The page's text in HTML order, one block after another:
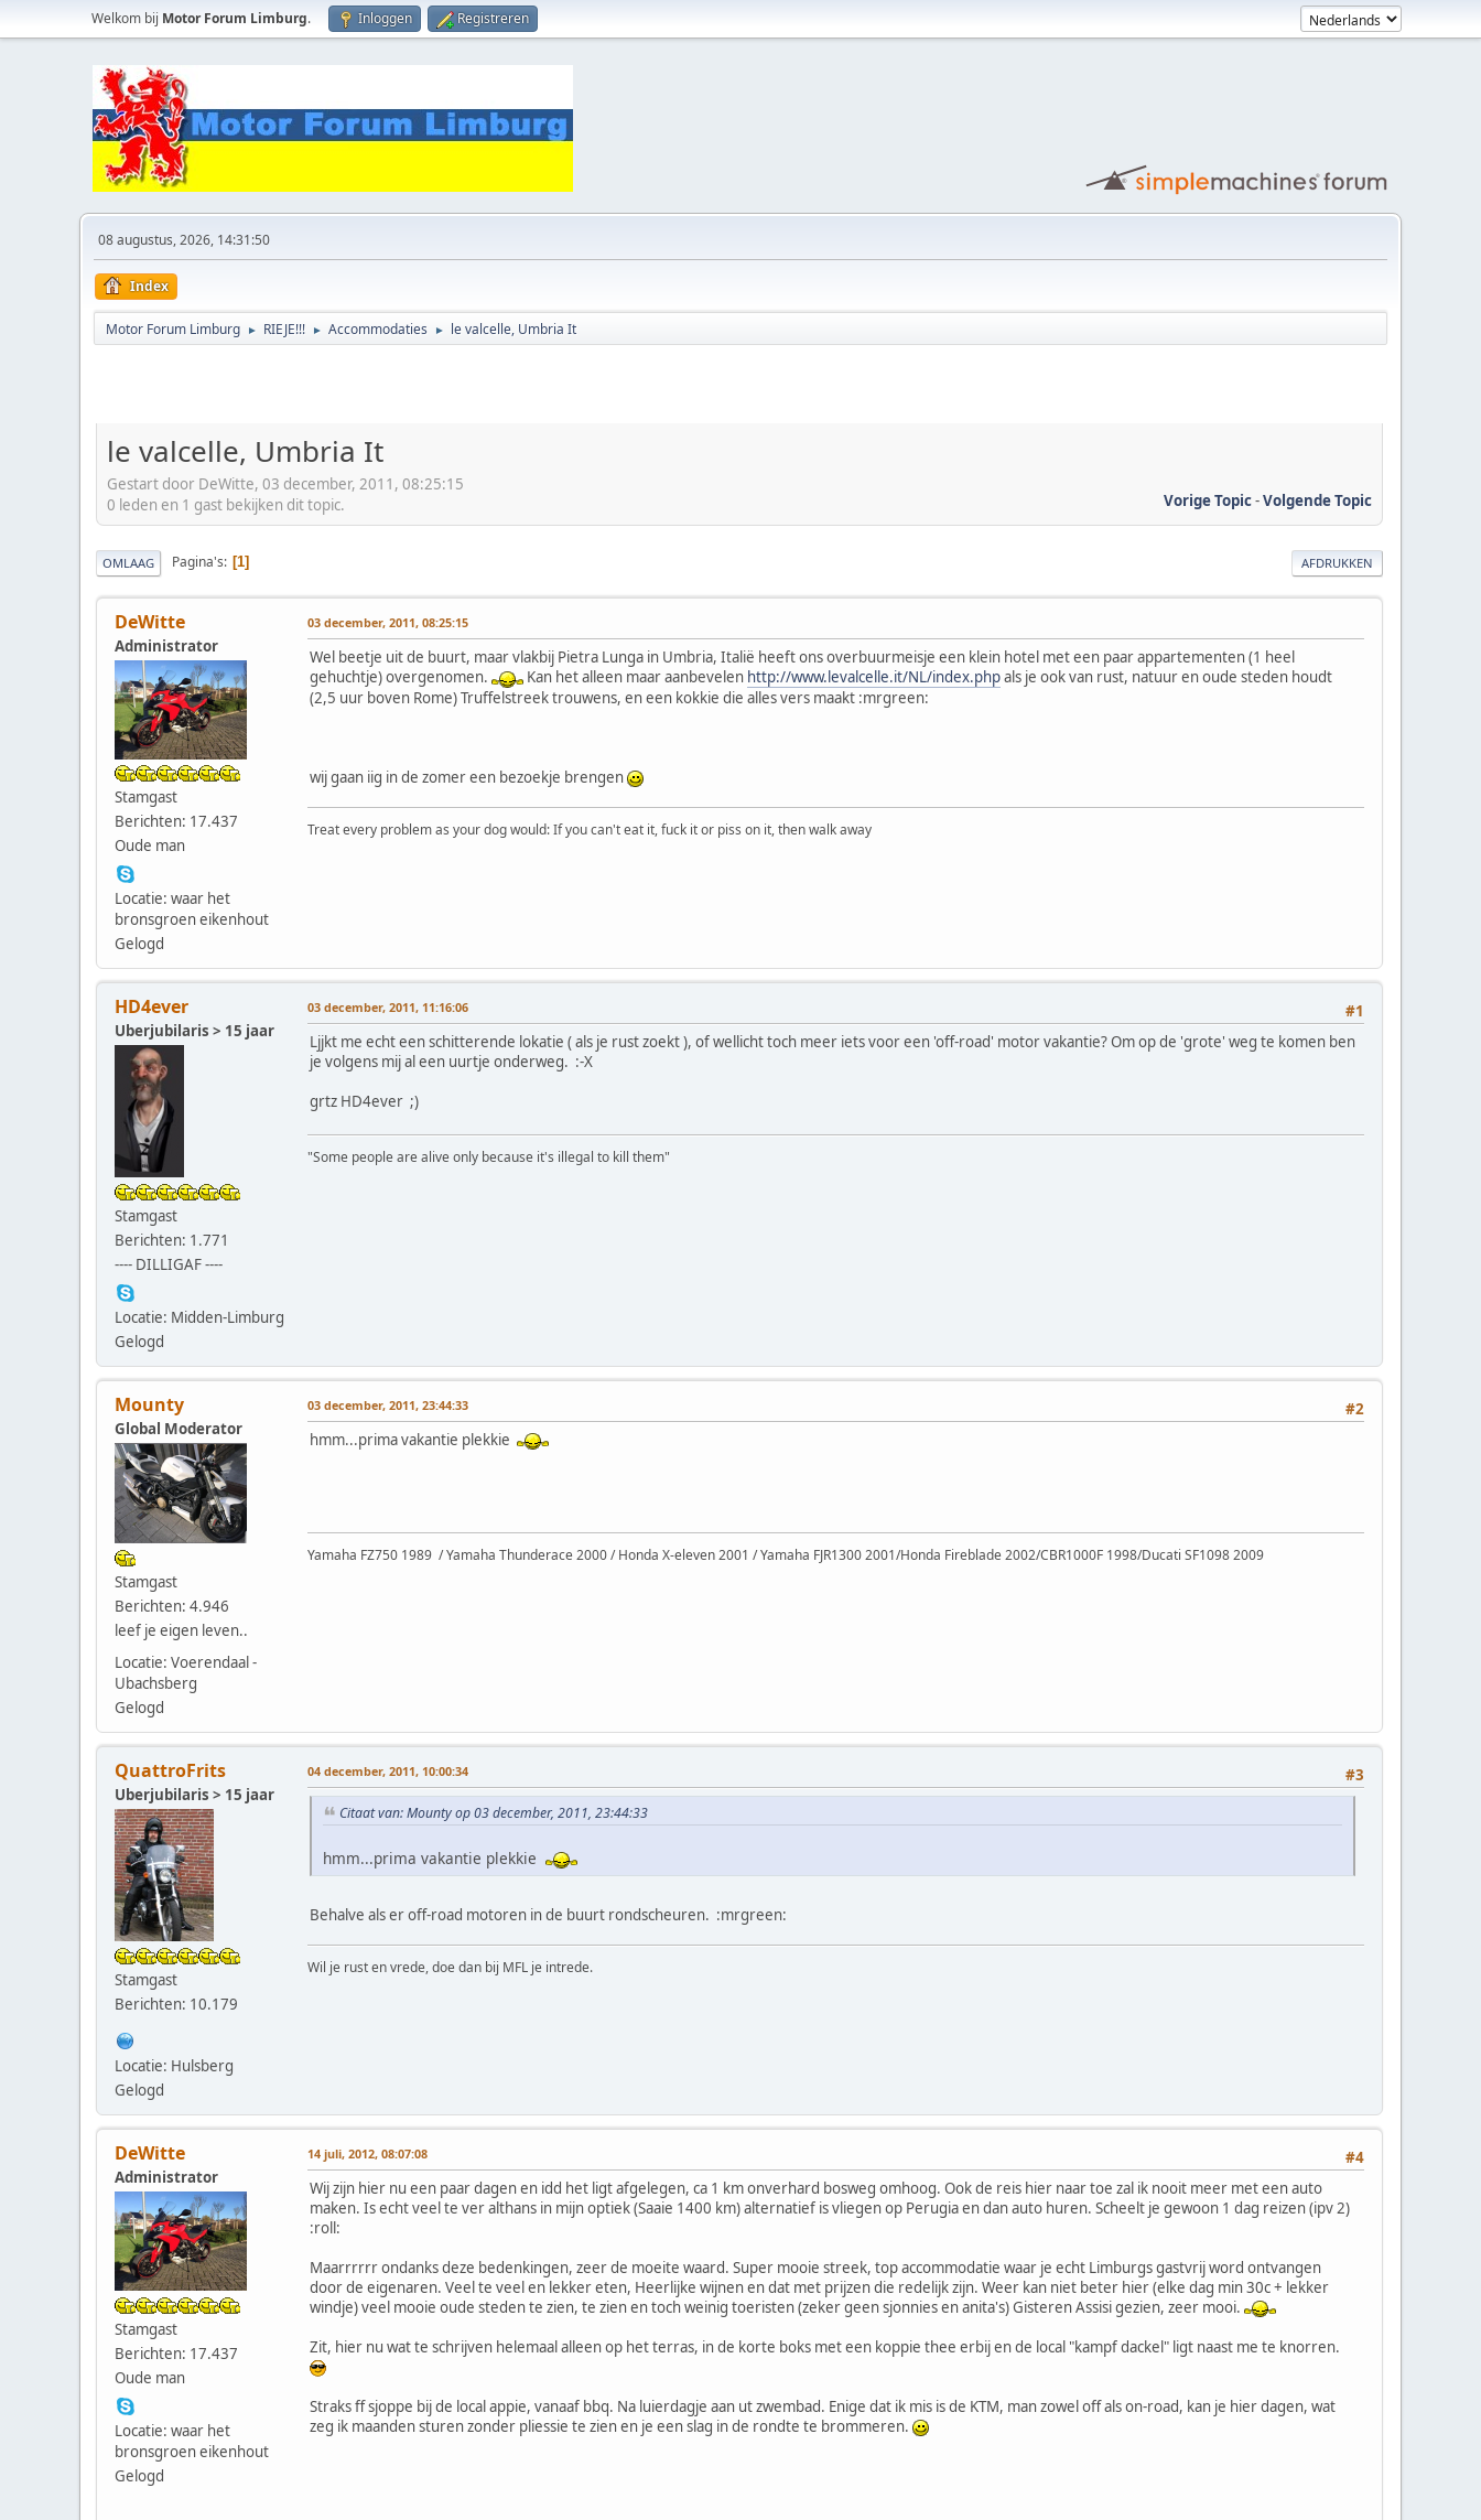
Welkom bij Motor Forum Limburg. Inloggen Registreren
08 augustus, 2026, 14:31:50
Index
Motor Forum Limburg ► RIEJE!!! ► Accommodaties ► le valcelle, Umbria It
le valcelle, Umbria It
Gestart door DeWitte, 03 december, 2011, 08:25:15
Vorige Topic-Volgende Topic
0 leden en 1 gast bekijken dit topic.
AFDRUKKEN
OMLAAG Pagina's 1
DeWitte
Administrator
Stamgast
Berichten: 17.437
Oude man
Locatie: waar het
bronsgroen eikenhout
Gelogd
03 december, 2011, 08:25:15
Wel beetje uit de buurt, maar vlakbij Pietra Lunga in Umbria, Italië heeft ons overbuurmeisje een klein hotel met een paar appartementen (1 heel
gehuchtje) overgenomen.
Kan het alleen maar aanbevelen http://www.levalcelle.it/NL/index.phpals je ook van rust, natuur en oude steden houdt
(2,5 uur boven Rome) Truffelstreek trouwens, en een kokkie die alles vers maakt :mrgreen:
wij gaan iig in de zomer een bezoekje brengen
Treat every problem as your dog would: If you can't eat it, fuck it or piss on it, then walk away
HD4ever
Uberjubilaris > 15 jaar
Stamgast
Berichten: 1.771
---- DILLIGAF ----
Locatie: Midden-Limburg
Gelogd
#1
03 december, 2011, 11:16:06
Ljjkt me echt een schitterende lokatie ( als je rust zoekt ), of wellicht toch meer iets voor een 'off-road' motor vakantie? Om op de 'grote' weg te komen ben
je volgens mij al een uurtje onderweg. :-X
grtz HD4ever ;)
"Some people are alive only because it's illegal to kill them"
Mounty
Global Moderator
Stamgast
Berichten: 4.946
leef je eigen leven..
Locatie: Voerendaal -
Ubachsberg
Gelogd
#2
03 december, 2011, 23:44:33
hmm...prima vakantie plekkie
Yamaha FZ750 1989 / Yamaha Thunderace 2000 / Honda X-eleven 2001 / Yamaha FJR1300 2001/Honda Fireblade 2002/CBR1000F 1998/Ducati SF1098 2009
QuattroFrits
Uberjubilaris > 15 jaar
Stamgast
Berichten: 10.179
Locatie: Hulsberg
Gelogd
#3
04 december, 2011, 10:00:34
Citaat van: Mounty op 03 december, 2011, 23:44:33
hmm...prima vakantie plekkie
Behalve als er off-road motoren in de buurt rondscheuren. :mrgreen:
Wil je rust en vrede, doe dan bij MFL je intrede.
DeWitte
Administrator
Stamgast
Berichten: 17.437
Oude man
Locatie: waar het
bronsgroen eikenhout
Gelogd
#4
14 juli, 2012, 08:07:08
Wij zijn hier nu een paar dagen en idd het ligt afgelegen, ca 1 km onverhard bosweg omhoog. Ook de reis hier naar toe zal ik nooit meer met een auto
maken. Is echt veel te ver althans in mijn optiek (Saaie 1400 km) alternatief is vliegen op Perugia en dan auto huren. Scheelt je gewoon 1 dag reizen (ipv 2)
:roll:
Maarrrrrr ondanks deze bedenkingen, zeer de moeite waard. Super mooie streek, top accommodatie waar je echt Limburgs gastvrij word ontvangen
door de eigenaren. Veel te veel en lekker eten, Heerlijke wijnen en dat met prijzen die redelijk zijn. Weer kan niet beter hier (elke dag min 30c + lekker
windje) veel mooie oude steden te zien, te zien en toch weinig toeristen (zeker geen sjonnies en anita's) Gisteren Assisi gezien, zeer mooi.
Zit, hier nu wat te schrijven helemaal alleen op het terras, in de korte boks met een koppie thee erbij en de local "kampf dackel" ligt naast me te knorren.
Straks ff sjoppe bij de local appie, vanaaf bbq. Na luierdagje aan ut zwembad. Enige dat ik mis is de KTM, man zowel off als on-road, kan je hier dagen, wat
zeg ik maanden sturen zonder pliessie te zien en je een slag in de rondte te brommeren.